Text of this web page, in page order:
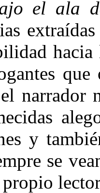
el ala
narrador
y
se
propio